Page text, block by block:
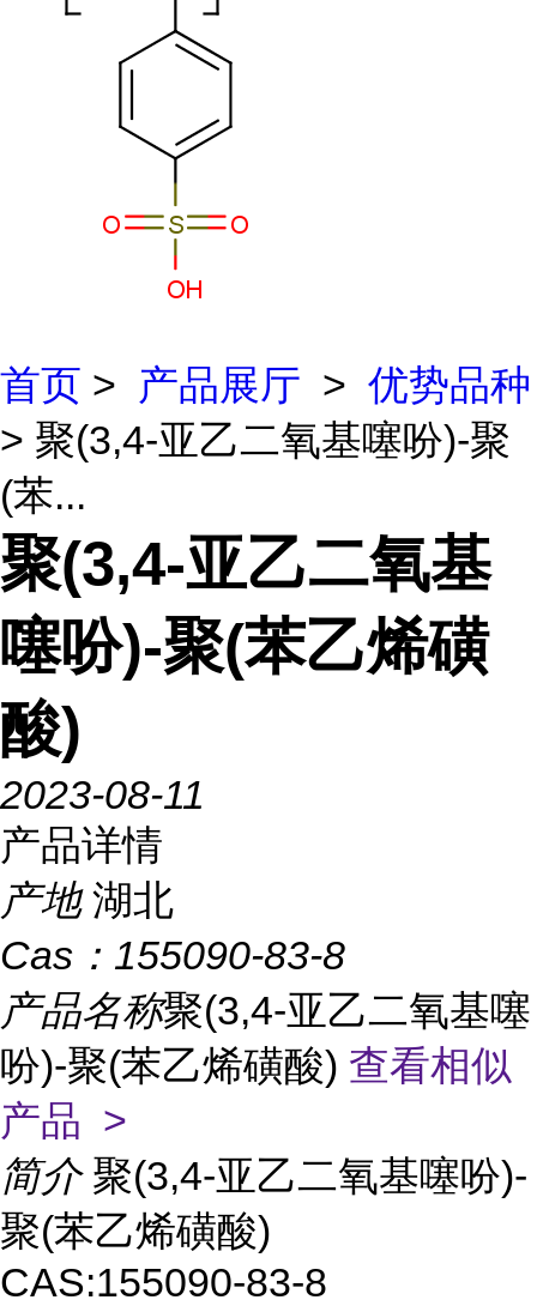
首页 > 产品展厅 > 优势品种
> 聚(3,4-亚乙二氧基噻吩)-聚
(苯...
聚(3,4-亚乙二氧基
噻吩)-聚(苯乙烯磺
酸)
2023-08-11
产品详情
产地 湖北
Cas： 155090-83-8
产品名称聚(3,4-亚乙二氧基噻
吩)-聚(苯乙烯磺酸) 查看相似
产品 >
简介 聚(3,4-亚乙二氧基噻吩)-
聚(苯乙烯磺酸)
CAS:155090-83-8